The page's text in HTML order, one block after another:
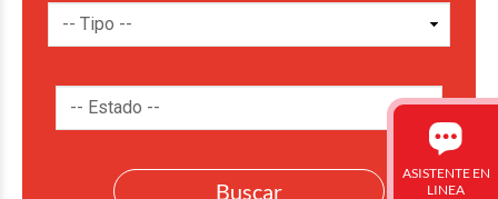
ASISTENTE EN
LINEA